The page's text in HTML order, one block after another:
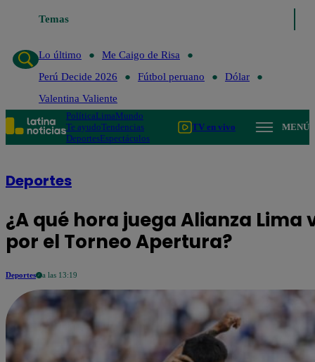
Temas
Lo último
Me Caigo de Risa
Perú Decide 2026
Fútbol peruano
Dólar
Valentina Valiente
PolíticaLimaMundo
Te ayudoTendencias
DeportesEspectáculos
TV en vivo MENÚ
Deportes
¿A qué hora juega Alianza Lima
por el Torneo Apertura?
Deportes a las 13:19